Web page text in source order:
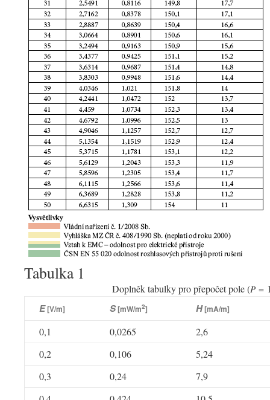
Tabulka 1
Doplněk tabulky pro přepočet pole (P=
E[V/m] S[mW/m2] H[mA/m]
0,1 0,0265
2,6
0,2
0,106
5,24
0,3
0,24
7,9